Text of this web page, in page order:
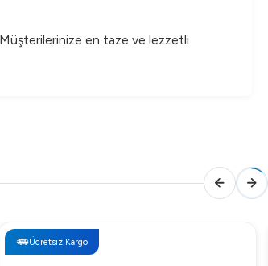
en taze ve lezzetli
Ücretsiz Kargo